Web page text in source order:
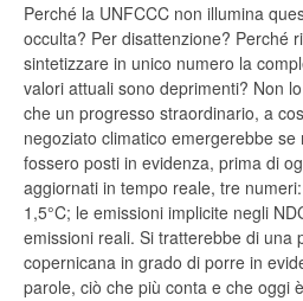
Perché la UNFCCC non illumina
occulta? Per disattenzione? Perché
sintetizzare in unico numero la
valori attuali sono deprimenti? Non
che un progresso straordinario, a
negoziato climatico emergerebbe se
fossero posti in evidenza, prima di
aggiornati in tempo reale, tre
1,5°C; le emissioni implicite negli
emissioni reali. Si tratterebbe di una
copernicana in grado di porre in
parole, ciò che più conta e che oggi